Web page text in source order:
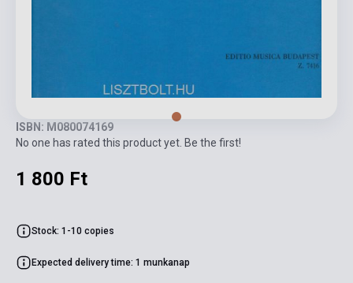
ISBN: M080074169
No one has rated this product yet. Be the first!
1 800 Ft
Stock: 1-10 copies
Expected delivery time: 1 munkanap